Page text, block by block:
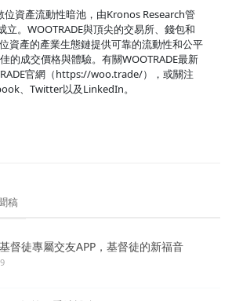
位資產流動性暗池，由Kronos Research管
立。WOOTRADE與頂尖的交易所、錢包和
資產的產業生態鏈提供可靠的流動性和公平
的成交價格與體驗。有關WOOTRADE最新
官網（https://woo.trade/），或關注
、Twitter以及LinkedIn。
稿
督徒專屬交友APP，基督徒的新福音